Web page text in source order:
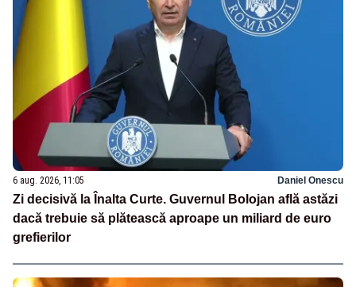
6 aug. 2026, 11:05 Daniel Onescu
Zi decisivă la Înalta Curte. Guvernul Bolojan află astăzi
dacă trebuie să plătească aproape un miliard de euro
grefierilor